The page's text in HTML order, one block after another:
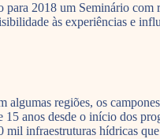
2018 um Seminário com
às experiências e
regiões, os
anos desde o início dos
infraestruturas hídricas